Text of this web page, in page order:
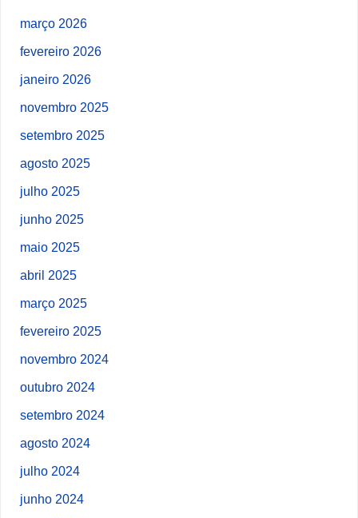
março 2026
fevereiro 2026
janeiro 2026
novembro 2025
setembro 2025
agosto 2025
julho 2025
junho 2025
maio 2025
abril 2025
março 2025
fevereiro 2025
novembro 2024
outubro 2024
setembro 2024
agosto 2024
julho 2024
junho 2024